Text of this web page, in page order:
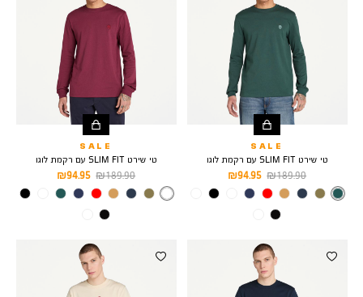
SALE
טי שירט SLIM FIT עם רקמת לוגו
מחיר
מוצר
94.95 ₪
מחיר
רגיל
189.90 ₪
צבע
FOREST
SALE
טי שירט SLIM FIT עם רקמת לוגו
מחיר
מוצר
94.95 ₪
מחיר
רגיל
189.90 ₪
צבע
Blue/Red